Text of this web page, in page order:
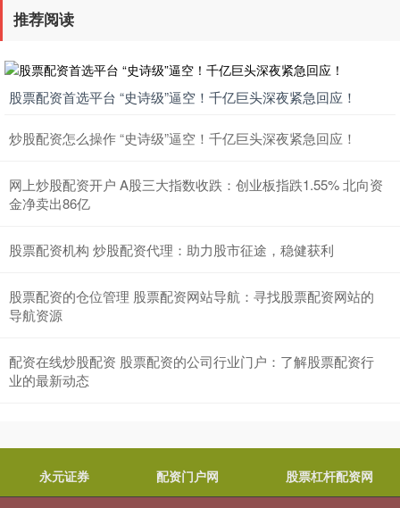
推荐阅读
股票配资首选平台 “史诗级”逼空！千亿巨头深夜紧急回应！
炒股配资怎么操作 “史诗级”逼空！千亿巨头深夜紧急回应！
网上炒股配资开户 A股三大指数收跌：创业板指跌1.55% 北向资
金净卖出86亿
股票配资机构 炒股配资代理：助力股市征途，稳健获利
股票配资的仓位管理 股票配资网站导航：寻找股票配资网站的
导航资源
配资在线炒股配资 股票配资的公司行业门户：了解股票配资行
业的最新动态
永元证券 配资门户网 股票杠杆配资网